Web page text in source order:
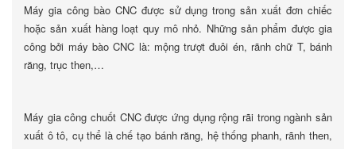
Máy gia công bào CNC được sử dụng trong sản xuất đơn chiếc
hoặc sản xuất hàng loạt quy mô nhỏ. Những sản phẩm được gia
công bởi máy bào CNC là: mộng trượt đuôi én, rãnh chữ T, bánh
răng, trục then,…
Máy gia công chuốt CNC được ứng dụng rộng rãi trong ngành sản
xuất ô tô, cụ thể là chế tạo bánh răng, hệ thống phanh, rãnh then,